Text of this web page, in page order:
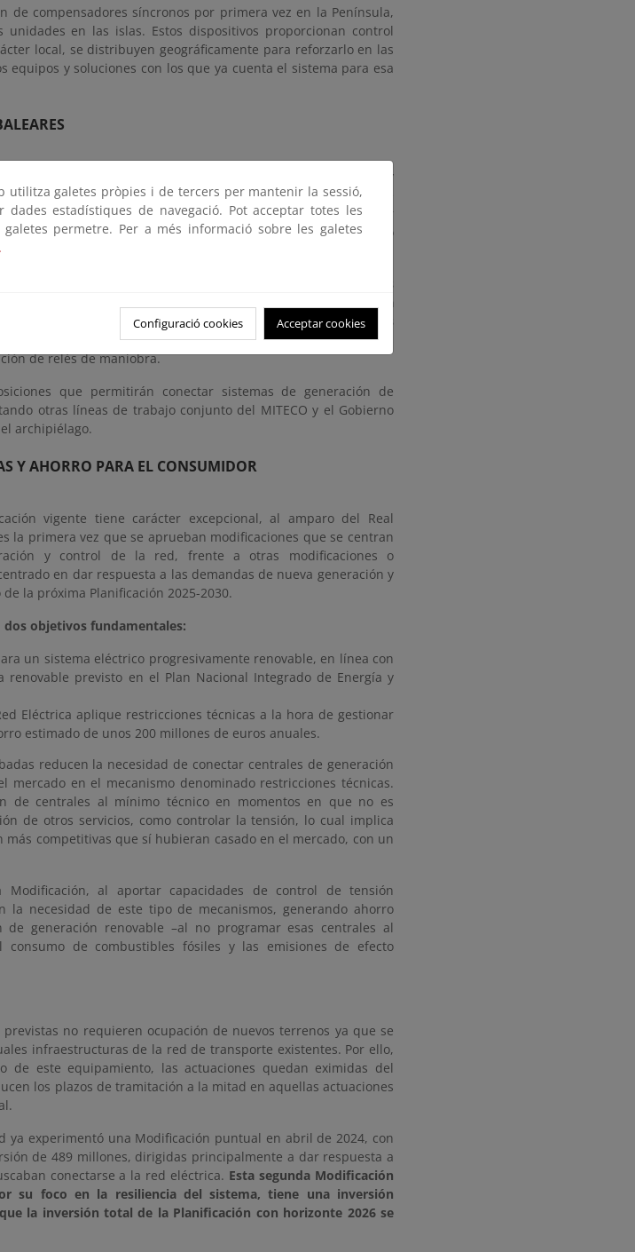
de compensadores síncronos por primera vez en la Península,
en las islas. Estos dispositivos proporcionan control
local, se distribuyen geográficamente para reforzarlo en las
equipos y soluciones con los que ya cuenta el sistema para esa
por la península; otros dos en Canarias, en La Palma y
en Gran Canaria y Tenerife; y se adelanta la ejecución de
también aportan inercia al sistema y permiten incrementar
nueva generación renovable, en particular en los sistemas no
Transmisión de Corriente Alterna Flexible (FACTS, por sus
ue contribuye a
así como la renovación e instalación de nuevas reactancias
tensión de forma distribuida.También se amplían algunas
de relés de maniobra.
que permitirán conectar sistemas de generación de
otras líneas de trabajo conjunto del MITECO y el Gobierno
archipiélago.
Y AHORRO PARA EL CONSUMIDOR
vigente tiene carácter excepcional, al amparo del Real
la primera vez que se aprueban modificaciones que se centran
y control de la red, frente a otras modificaciones o
en dar respuesta a las demandas de nueva generación y
la próxima Planificación 2025-2030.
dos objetivos fundamentales:
un sistema eléctrico progresivamente renovable, en línea con
renovable previsto en el Plan Nacional Integrado de Energía y
Eléctrica aplique restricciones técnicas a la hora de gestionar
estimado de unos 200 millones de euros anuales.
reducen la necesidad de conectar centrales de generación
mercado en el mecanismo denominado restricciones técnicas.
de centrales al mínimo técnico en momentos en que no es
de otros servicios, como controlar la tensión, lo cual implica
competitivas que sí hubieran casado en el mercado, con un
al aportar capacidades de control de tensión
la necesidad de este tipo de mecanismos, generando ahorro
de generación renovable –al no programar esas centrales al
consumo de combustibles fósiles y las emisiones de efecto
no requieren ocupación de nuevos terrenos ya que se
infraestructuras de la red de transporte existentes. Por ello,
de este equipamiento, las actuaciones quedan eximidas del
los plazos de tramitación a la mitad en aquellas actuaciones
ya experimentó una Modificación puntual en abril de 2024, con
de 489 millones, dirigidas principalmente a dar respuesta a
conectarse a la red eléctrica. Esta segunda Modificación
su foco en la resiliencia del sistema, tiene una inversión
la inversión total de la Planificación con horizonte 2026 se
utilitza galetes pròpies i de tercers per mantenir la sessió,
dades estadístiques de navegació. Pot acceptar totes les
permetre. Per a més informació sobre les galetes
Configuració cookies Acceptar cookies